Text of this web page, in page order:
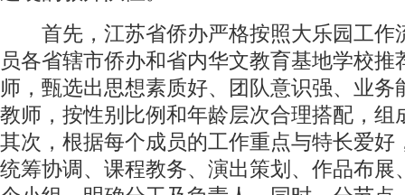
首先，江苏省侨办严格按照大乐园工作
员各省辖市侨办和省内华文教育基地学校推
师，甄选出思想素质好、团队意识强、业务
教师，按性别比例和年龄层次合理搭配，组
其次，根据每个成员的工作重点与特长爱好
统筹协调、课程教务、演出策划、作品布展